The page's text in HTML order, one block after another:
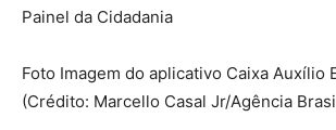
Painel da Cidadania
Foto Imagem do aplicativo Caixa Auxílio
(Crédito: Marcello Casal Jr/Agência